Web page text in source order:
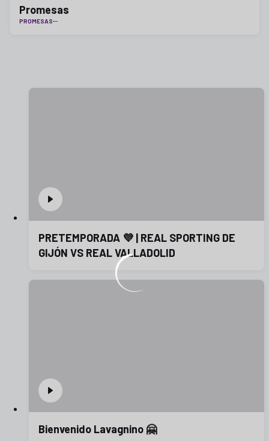
Promesas
PROMESAS
PRETEMPORADA 💜 | REAL SPORTING DE
GIJÓN VS REAL VALLADOLID
Bienvenido Lavagnino 🤗